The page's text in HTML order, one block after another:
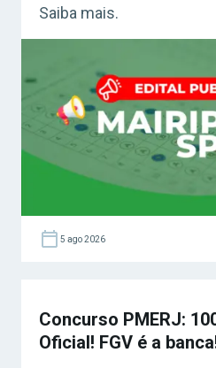
Saiba mais.
5 ago 2026
Concurso PMERJ:
Oficial! FGV é a